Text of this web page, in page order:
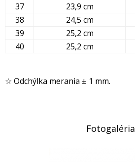
37
23,9 cm
38
24,5 cm
39
25,2 cm
40
25,2 cm
☆ Odchýlka merania ± 1 mm.
Fotogaléria